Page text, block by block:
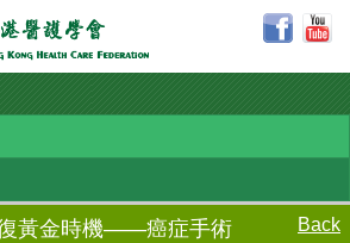
黃金時機——癌症手術
Back